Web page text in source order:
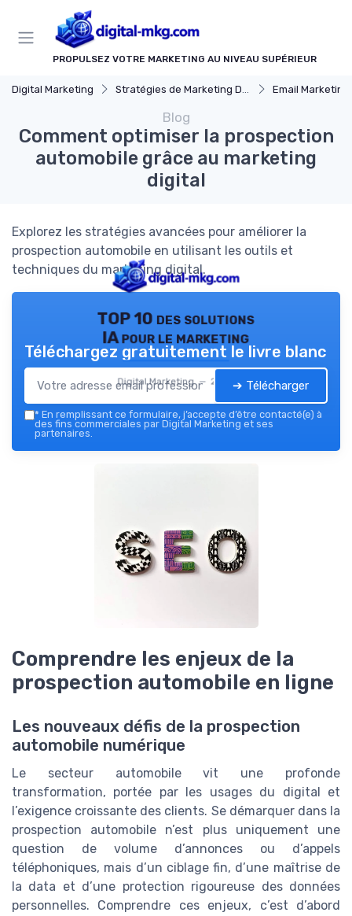
PROPULSEZ VOTRE MARKETING AU NIVEAU SUPÉRIEUR
Digital Marketing Stratégies de Marketing Digital Email Marketing
Blog
Comment optimiser la prospection
automobile grâce au marketing
digital
Explorez les stratégies avancées pour améliorer la
prospection automobile en utilisant les outils et
techniques du marketing digital.
TOP 10 des solutions
IA pour le marketing
Digital Marketing — 2026
Téléchargez gratuitement le livre blanc
➔ Télécharger
* En remplissant ce formulaire, j’accepte d’être contacté(e) à
des fins commerciales par Digital Marketing et ses
partenaires.
Comprendre les enjeux de la
prospection automobile en ligne
Les nouveaux défis de la prospection
automobile numérique
Le secteur automobile vit une profonde
transformation, portée par les usages du digital et
l’exigence croissante des clients. Se démarquer dans la
prospection automobile n’est plus uniquement une
question de volume d’annonces ou d’appels
téléphoniques, mais d’un ciblage fin, d’une maîtrise de
la data et d’une protection rigoureuse des données
personnelles. Comprendre ces enjeux, c’est d’abord
Panneau de gestion des cookies